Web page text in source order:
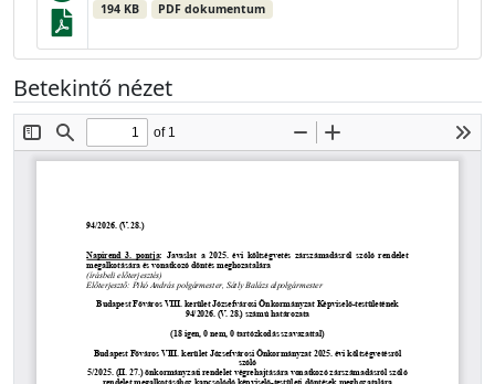
194 KB PDF dokumentum
Betekintő nézet